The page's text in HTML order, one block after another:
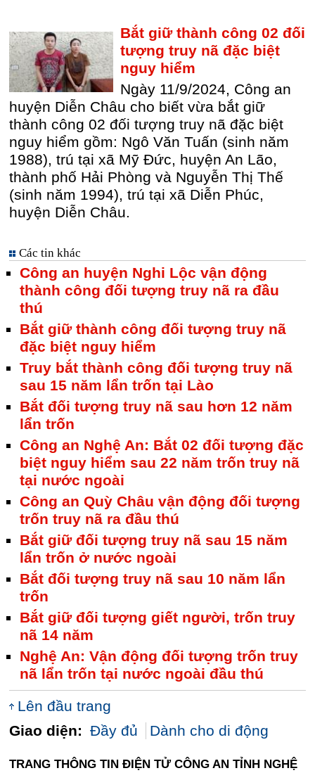
Bắt giữ thành công 02 đối
tượng truy nã đặc biệt
nguy hiểm
Ngày 11/9/2024, Công an
huyện Diễn Châu cho biết vừa bắt giữ
thành công 02 đối tượng truy nã đặc biệt
nguy hiểm gồm: Ngô Văn Tuấn (sinh năm
1988), trú tại xã Mỹ Đức, huyện An Lão,
thành phố Hải Phòng và Nguyễn Thị Thế
(sinh năm 1994), trú tại xã Diễn Phúc,
huyện Diễn Châu.
Các tin khác
Công an huyện Nghi Lộc vận động
thành công đối tượng truy nã ra đầu
thú
Bắt giữ thành công đối tượng truy nã
đặc biệt nguy hiểm
Truy bắt thành công đối tượng truy nã
sau 15 năm lẩn trốn tại Lào
Bắt đối tượng truy nã sau hơn 12 năm
lẩn trốn
Công an Nghệ An: Bắt 02 đối tượng đặc
biệt nguy hiểm sau 22 năm trốn truy nã
tại nước ngoài
Công an Quỳ Châu vận động đối tượng
trốn truy nã ra đầu thú
Bắt giữ đối tượng truy nã sau 15 năm
lẩn trốn ở nước ngoài
Bắt đối tượng truy nã sau 10 năm lẩn
trốn
Bắt giữ đối tượng giết người, trốn truy
nã 14 năm
Nghệ An: Vận động đối tượng trốn truy
nã lẩn trốn tại nước ngoài đầu thú
Lên đầu trang
Giao diện: Đầy đủ Dành cho di động
TRANG THÔNG TIN ĐIỆN TỬ CÔNG AN TỈNH NGHỆ